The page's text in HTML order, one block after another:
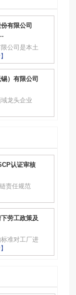
有限公司
公司是本土
）有限公司
龙头企业
认证审核
责任规范
劳工政策及
准对工厂进